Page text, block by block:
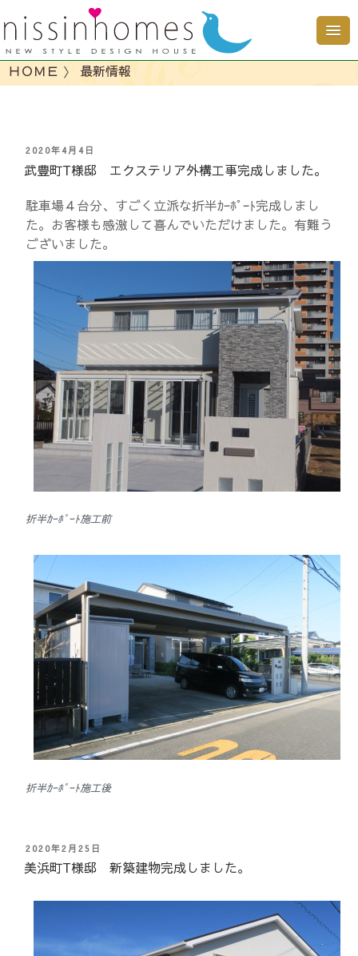
ＨＯＭＥ 〉 最新情報
投
稿
日:
2020年4月4日
武豊町T様邸 エクステリア外構工事完成しました。
駐車場４台分、すごく立派な折半ｶｰﾎﾟｰﾄ完成しまし
た。お客様も感激して喜んでいただけました。有難う
ございました。
折半ｶｰﾎﾟｰﾄ施工前
折半ｶｰﾎﾟｰﾄ施工後
投
稿
日:
2020年2月25日
美浜町T様邸 新築建物完成しました。